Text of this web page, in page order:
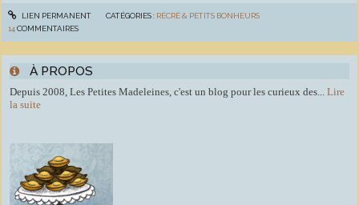
À PROPOS
Depuis 2008, Les Petites Madeleines, c'est un blog pour les curieux des...
Lire
la suite
LIEN PERMANENT CATÉGORIES : RÉCRÉ & PETITS BONHEURS
14COMMENTAIRES